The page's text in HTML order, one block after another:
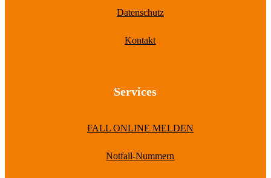
Datenschutz
Kontakt
Services
FALL ONLINE MELDEN
Notfall-Nummern